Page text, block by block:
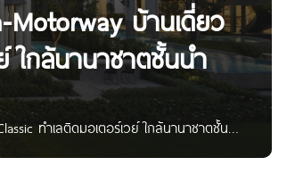
Motorway บ้านเดี่ยว
ใกล้นานาชาตชั้นนำ
ทำเลติดมอเตอร์เวย์ ใกล้นานาชาตชั้นนำ